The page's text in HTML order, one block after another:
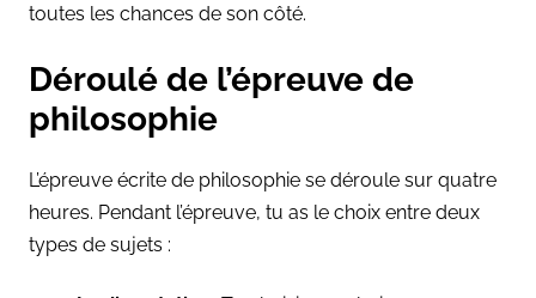
toutes les chances de son côté.
Déroulé de l’épreuve de
philosophie
L’épreuve écrite de philosophie se déroule sur quatre
heures. Pendant l’épreuve, tu as le choix entre deux
types de sujets :